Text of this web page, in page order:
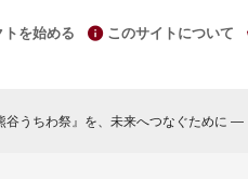
トを始める このサイトについて
うちわ祭』を、未来へつなぐために ―